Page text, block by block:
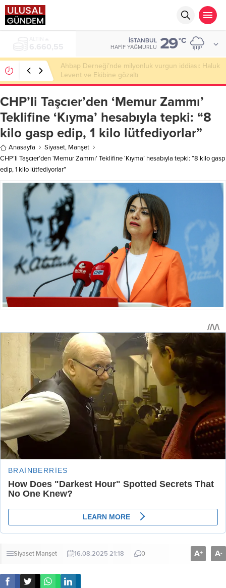
İSTANBUL
HAFIF YAĞMURLU 29°C
Ahbap Derneği’nde milyonluk vurgun iddiası: Haluk
Levent ve Ekibine gözaltı
CHP’li Taşcıer’den ‘Memur Zammı’
Teklifine ‘Kıyma’ hesabıyla tepki: “8
kilo gasp edip, 1 kilo lütfediyorlar”
Anasayfa Siyaset, Manşet
CHP’li Taşcıer’den ‘Memur Zammı’ Teklifine ‘Kıyma’ hesabıyla tepki: “8 kilo gasp
edip, 1 kilo lütfediyorlar”
Siyaset Manşet 16.08.2025 21:18 0 A+ A-